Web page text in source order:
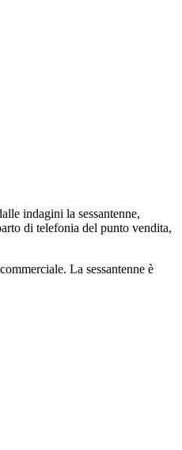
indagini la sessantenne,
di telefonia del punto vendita,
La sessantenne è